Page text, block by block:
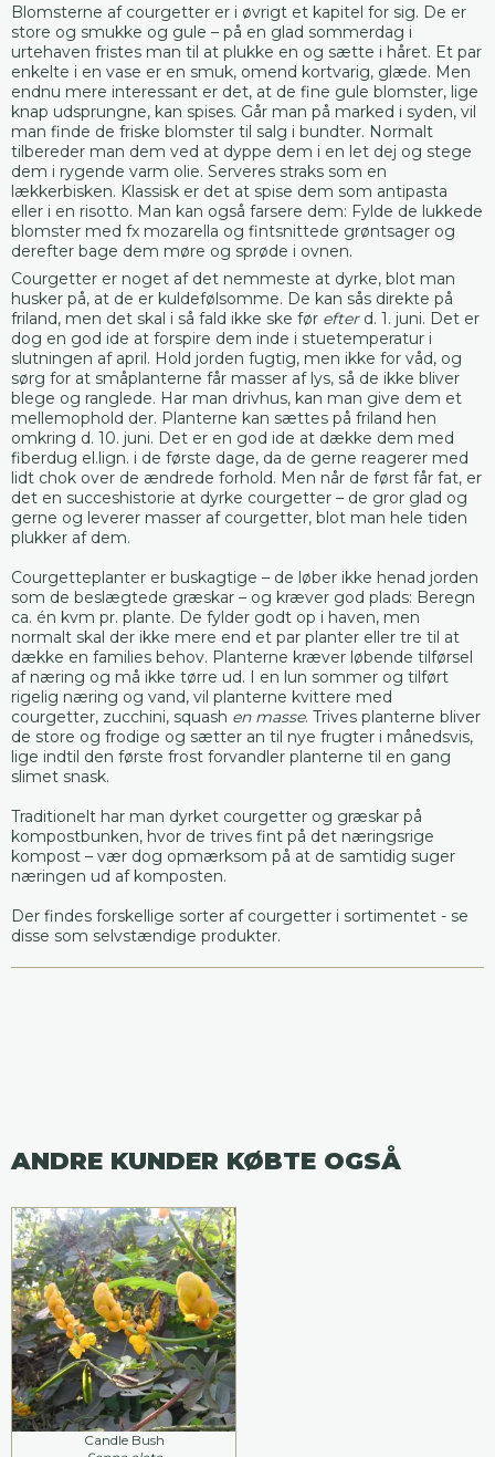
Blomsterne af courgetter er i øvrigt et kapitel for sig. De er
store og smukke og gule – på en glad sommerdag i
urtehaven fristes man til at plukke en og sætte i håret. Et par
enkelte i en vase er en smuk, omend kortvarig, glæde. Men
endnu mere interessant er det, at de fine gule blomster, lige
knap udsprungne, kan spises. Går man på marked i syden, vil
man finde de friske blomster til salg i bundter. Normalt
tilbereder man dem ved at dyppe dem i en let dej og stege
dem i rygende varm olie. Serveres straks som en
lækkerbisken. Klassisk er det at spise dem som antipasta
eller i en risotto. Man kan også farsere dem: Fylde de lukkede
blomster med fx mozarella og fintsnittede grøntsager og
derefter bage dem møre og sprøde i ovnen.
Courgetter er noget af det nemmeste at dyrke, blot man
husker på, at de er kuldefølsomme. De kan sås direkte på
friland, men det skal i så fald ikke ske før efterd. 1. juni. Det er
dog en god ide at forspire dem inde i stuetemperatur i
slutningen af april. Hold jorden fugtig, men ikke for våd, og
sørg for at småplanterne får masser af lys, så de ikke bliver
blege og ranglede. Har man drivhus, kan man give dem et
mellemophold der. Planterne kan sættes på friland hen
omkring d. 10. juni. Det er en god ide at dække dem med
fiberdug el.lign. i de første dage, da de gerne reagerer med
lidt chok over de ændrede forhold. Men når de først får fat, er
det en succeshistorie at dyrke courgetter – de gror glad og
gerne og leverer masser af courgetter, blot man hele tiden
plukker af dem.
Courgetteplanter er buskagtige – de løber ikke henad jorden
som de beslægtede græskar – og kræver god plads: Beregn
ca. én kvm pr. plante. De fylder godt op i haven, men
normalt skal der ikke mere end et par planter eller tre til at
dække en families behov. Planterne kræver løbende tilførsel
af næring og må ikke tørre ud. I en lun sommer og tilført
rigelig næring og vand, vil planterne kvittere med
courgetter, zucchini, squash en masse. Trives planterne bliver
de store og frodige og sætter an til nye frugter i månedsvis,
lige indtil den første frost forvandler planterne til en gang
slimet snask.
Traditionelt har man dyrket courgetter og græskar på
kompostbunken, hvor de trives fint på det næringsrige
kompost – vær dog opmærksom på at de samtidig suger
næringen ud af komposten.
Der findes forskellige sorter af courgetter i sortimentet - se
disse som selvstændige produkter.
ANDRE KUNDER KØBTE OGSÅ
Candle Bush